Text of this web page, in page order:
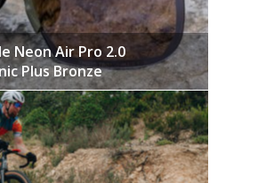
Neon Air Pro 2.0
Plus Bronze